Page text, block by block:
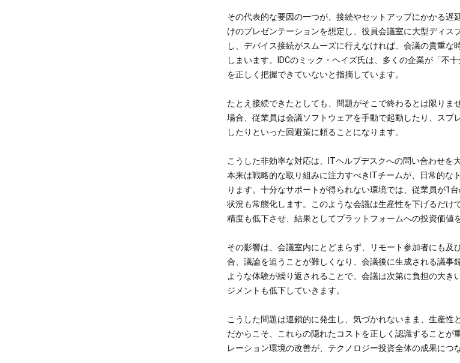
その代表的な要因の一つが、接続やセットアップにかかる遅
けのプレゼンテーションを想定し、役員会議室に大型ディス
し、デバイス接続がスムーズに行えなければ、会議の貴重な
しまいます。
IDCのミック・ヘイズ氏は、多くの企業が「不
を正しく把握できていないと指摘しています。
たとえ接続できたとしても、問題がそこで終わるとは限りま
場合、従業員は会議ソフトウェアを手動で起動したり、スプ
したりといった回避策に頼ることになります。
こうした非効率な対応は、ITヘルプデスクへの問い合わせを
本来は戦略的な取り組みに注力すべきITチームが、日常的な
ります。十分なサポートが得られない環境では、従業員が1
状況も常態化します。このような会議は生産性を下げるだけ
精度も低下させ、結果としてプラットフォームへの投資価値
その影響は、会議室内にとどまらず、リモート参加者にも及
合、議論を追うことが難しくなり、会議後に生成される議事
ような体験が繰り返されることで、会議は次第に負担の大き
ジメントも低下していきます。
こうした問題は連鎖的に発生し、気づかれないまま、生産性
だからこそ、これらの隠れたコストを正しく認識することが
レーション環境の改善が、テクノロジー投資全体の成果につ